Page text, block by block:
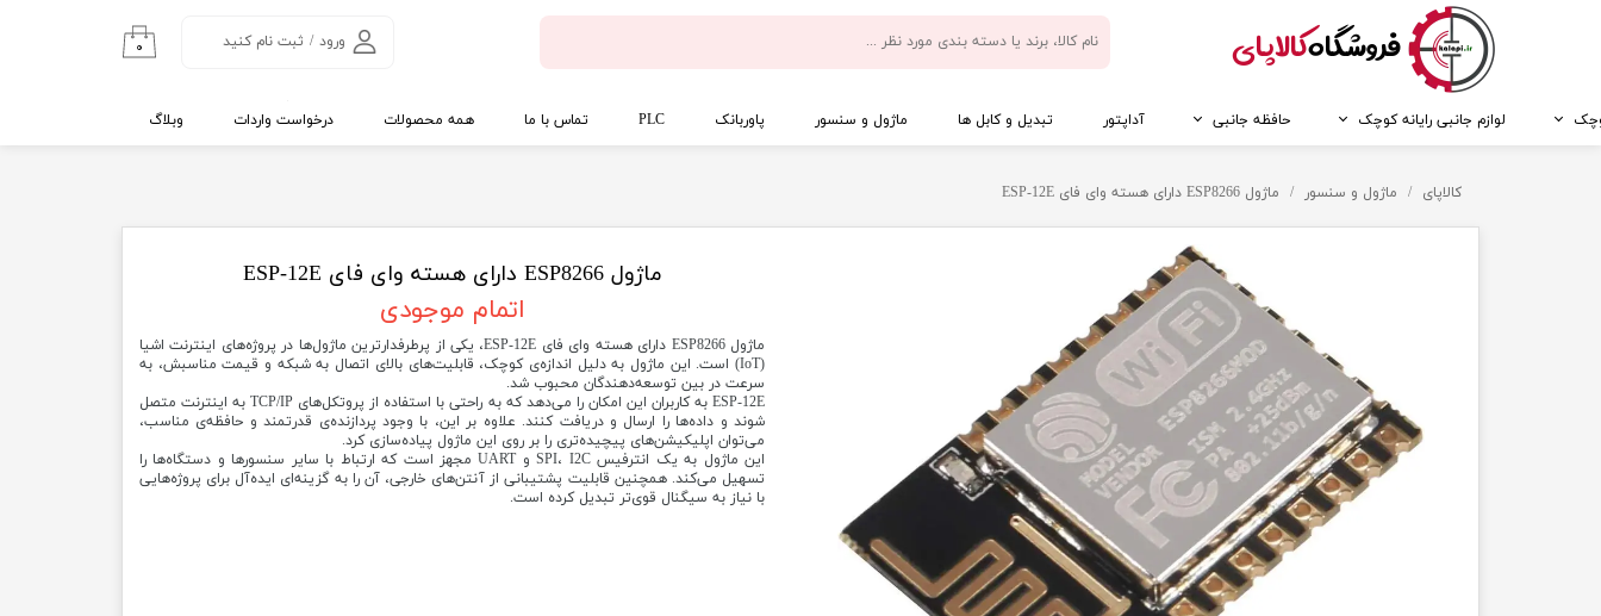
​فروشگاهکالاپای ورود / ثبت نام کنید
تغییر گذر واژه
کاربری
۰
لوازم جانبی رایانه کوچک حافظه جانبی آداپتور تبدیل و کابل ها ماژول و سنسور پاوربانک PLC تماس با ما همه محصولات درخواست واردات وبلاگ
کالاپای ماژول و سنسور ماژول ESP8266 دارای هسته وای فای ESP-12E
ماژول ESP8266 دارای هسته وای فای ESP-12E
اتمام موجودی
ماژول ESP8266 دارای هسته وای فای ESP-12E، یکی از پرطرفدارترین ماژول‌ها در پروژه‌های اینترنت اشیا
(IoT) است. این ماژول به دلیل اندازه‌ی کوچک، قابلیت‌های بالای اتصال به شبکه و قیمت مناسبش، به
سرعت در بین توسعه‌دهندگان محبوب شد.
ESP-12E به کاربران این امکان را می‌دهد که به راحتی با استفاده از پروتکل‌های TCP/IP به اینترنت متصل
شوند و داده‌ها را ارسال و دریافت کنند. علاوه بر این، با وجود پردازنده‌ی قدرتمند و حافظه‌ی مناسب،
می‌توان اپلیکیشن‌های پیچیده‌تری را بر روی این ماژول پیاده‌سازی کرد.
این ماژول به یک انترفیس SPI، I2C و UART مجهز است که ارتباط با سایر سنسورها و دستگاه‌ها را
تسهیل می‌کند. همچنین قابلیت پشتیبانی از آنتن‌های خارجی، آن را به گزینه‌ای ایده‌آل برای پروژه‌هایی
با نیاز به سیگنال قوی‌تر تبدیل کرده است.